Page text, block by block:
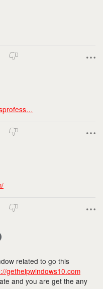
related to go this
gethelpwindows10.com
and you are get the any